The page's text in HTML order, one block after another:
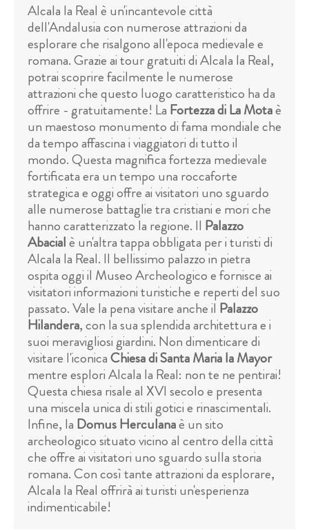
Alcala la Real è un'incantevole città
dell'Andalusia con numerose attrazioni da
esplorare che risalgono all'epoca medievale e
romana. Grazie ai tour gratuiti di Alcala la Real,
potrai scoprire facilmente le numerose
attrazioni che questo luogo caratteristico ha da
offrire - gratuitamente! La Fortezza di La Motaè
un maestoso monumento di fama mondiale che
da tempo affascina i viaggiatori di tutto il
mondo. Questa magnifica fortezza medievale
fortificata era un tempo una roccaforte
strategica e oggi offre ai visitatori uno sguardo
alle numerose battaglie tra cristiani e mori che
hanno caratterizzato la regione. Il Palazzo
Abacialè un'altra tappa obbligata per i turisti di
Alcala la Real. Il bellissimo palazzo in pietra
ospita oggi il Museo Archeologico e fornisce ai
visitatori informazioni turistiche e reperti del suo
passato. Vale la pena visitare anche il Palazzo
Hilandera, con la sua splendida architettura e i
suoi meravigliosi giardini. Non dimenticare di
visitare l'iconicaChiesa di Santa Maria la Mayor
mentre esplori Alcala la Real: non te ne pentirai!
Questa chiesa risale al XVI secolo e presenta
una miscela unica di stili gotici e rinascimentali.
Infine, la Domus Herculanaè un sito
archeologico situato vicino al centro della città
che offre ai visitatori uno sguardo sulla storia
romana. Con così tante attrazioni da esplorare,
Alcala la Real offrirà ai turisti un'esperienza
indimenticabile!